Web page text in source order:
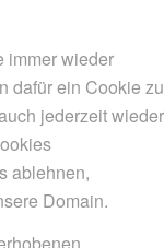
immer wieder
dafür ein Cookie zu
jederzeit wieder
ablehnen,
Domain.